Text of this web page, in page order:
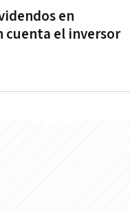
en
cuenta el inversor